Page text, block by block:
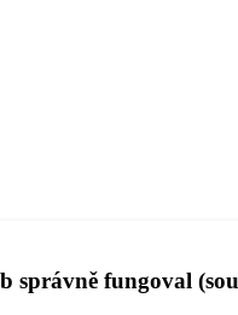
správně fungoval